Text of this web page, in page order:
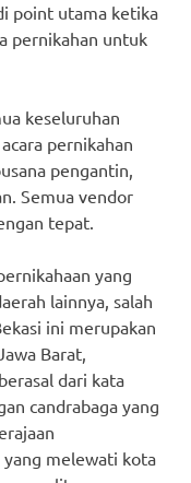
point utama ketika
pernikahan untuk
keseluruhan
pernikahan
pengantin,
Semua vendor
tepat.
yang
lainnya, salah
ini merupakan
Barat,
dari kata
candrabaga yang
yang melewati kota